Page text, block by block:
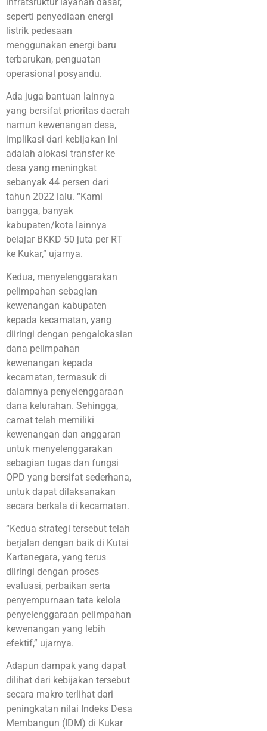
seperti penyediaan energi
listrik pedesaan
menggunakan energi baru
terbarukan, penguatan
operasional posyandu.
Ada juga bantuan lainnya
yang bersifat prioritas daerah
namun kewenangan desa,
implikasi dari kebijakan ini
adalah alokasi transfer ke
desa yang meningkat
sebanyak 44 persen dari
tahun 2022 lalu. “Kami
bangga, banyak
kabupaten/kota lainnya
belajar BKKD 50 juta per RT
ke Kukar,” ujarnya.
Kedua, menyelenggarakan
pelimpahan sebagian
kewenangan kabupaten
kepada kecamatan, yang
diiringi dengan pengalokasian
dana pelimpahan
kewenangan kepada
kecamatan, termasuk di
dalamnya penyelenggaraan
dana kelurahan. Sehingga,
camat telah memiliki
kewenangan dan anggaran
untuk menyelenggarakan
sebagian tugas dan fungsi
OPD yang bersifat sederhana,
untuk dapat dilaksanakan
secara berkala di kecamatan.
“Kedua strategi tersebut telah
berjalan dengan baik di Kutai
Kartanegara, yang terus
diiringi dengan proses
evaluasi, perbaikan serta
penyempurnaan tata kelola
penyelenggaraan pelimpahan
kewenangan yang lebih
efektif,” ujarnya.
Adapun dampak yang dapat
dilihat dari kebijakan tersebut
secara makro terlihat dari
peningkatan nilai Indeks Desa
Membangun (IDM) di Kukar